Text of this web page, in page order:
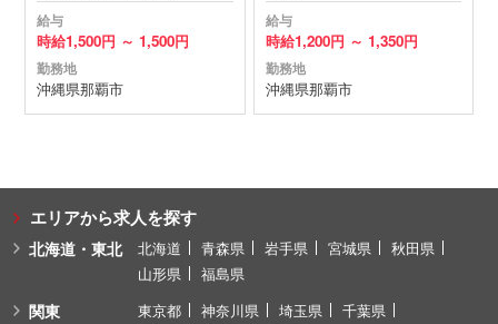
給与
時給1,500円 ～ 1,500円
勤務地
沖縄県那覇市
給与
時給1,200円 ～ 1,350円
勤務地
沖縄県那覇市
エリアから求人を探す
北海道・東北 北海道 青森県 岩手県 宮城県
秋田県
山形県
福島県
関東 東京都 神奈川県 埼玉県
千葉県